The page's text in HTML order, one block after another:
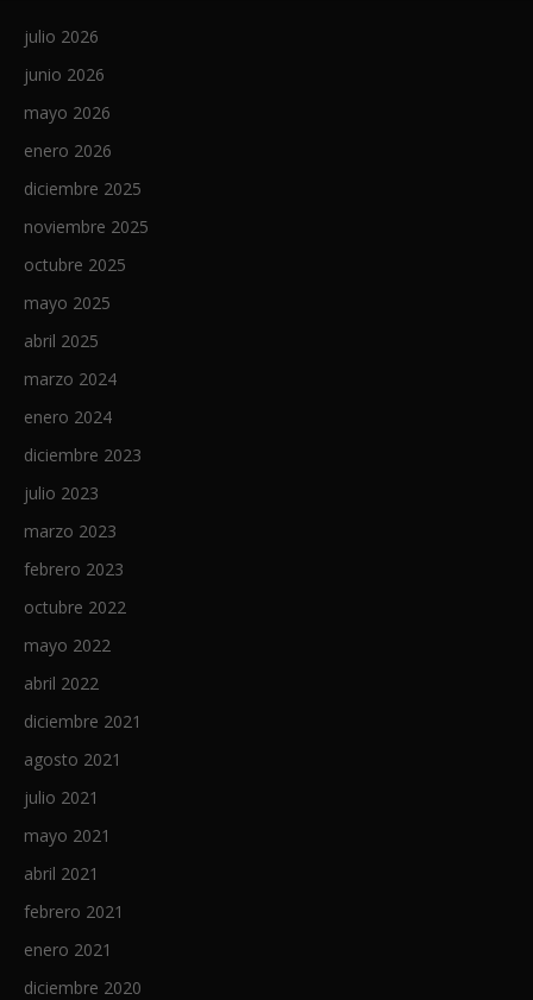
julio 2026
junio 2026
mayo 2026
enero 2026
diciembre 2025
noviembre 2025
octubre 2025
mayo 2025
abril 2025
marzo 2024
enero 2024
diciembre 2023
julio 2023
marzo 2023
febrero 2023
octubre 2022
mayo 2022
abril 2022
diciembre 2021
agosto 2021
julio 2021
mayo 2021
abril 2021
febrero 2021
enero 2021
diciembre 2020